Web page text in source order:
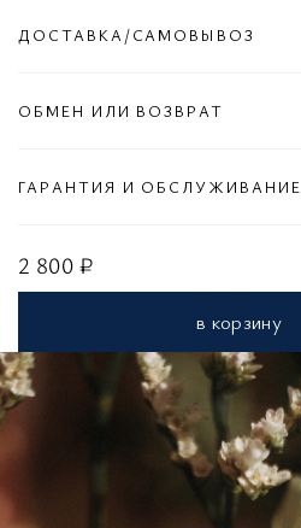
2 800 ₽
в корзину
ДОСТАВКА/САМОВЫВОЗ
ОБМЕН ИЛИ ВОЗВРАТ
ГАРАНТИЯ И ОБСЛУЖИВАНИЕ